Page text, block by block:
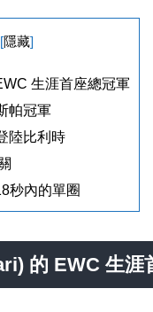
隱藏]
生涯首座總冠軍
帕冠軍
陸比利時
秒內的單圈
的 EWC 生涯